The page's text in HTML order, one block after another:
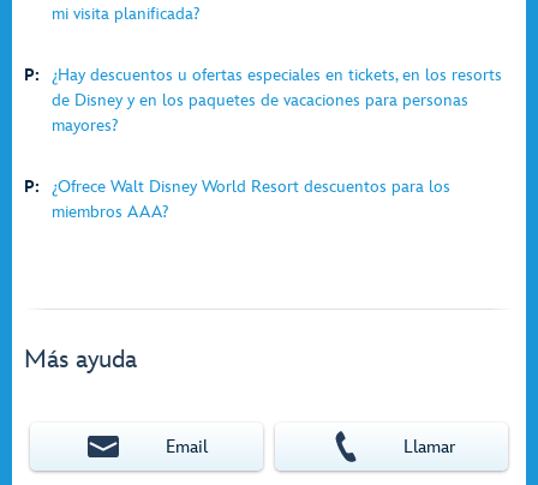
mi visita planificada?
P:
¿Hay descuentos u ofertas especiales en tickets, en los resorts
de Disney y en los paquetes de vacaciones para personas
mayores?
P:
¿Ofrece Walt Disney World Resort descuentos para los
miembros AAA?
Más ayuda
Email Llamar